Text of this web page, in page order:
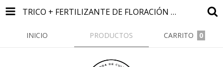
TRICO + FERTILIZANTE DE FLORACIÓN TRICOMAS 250 G NAMASTE
INICIO PRODUCTOS CARRITO 0